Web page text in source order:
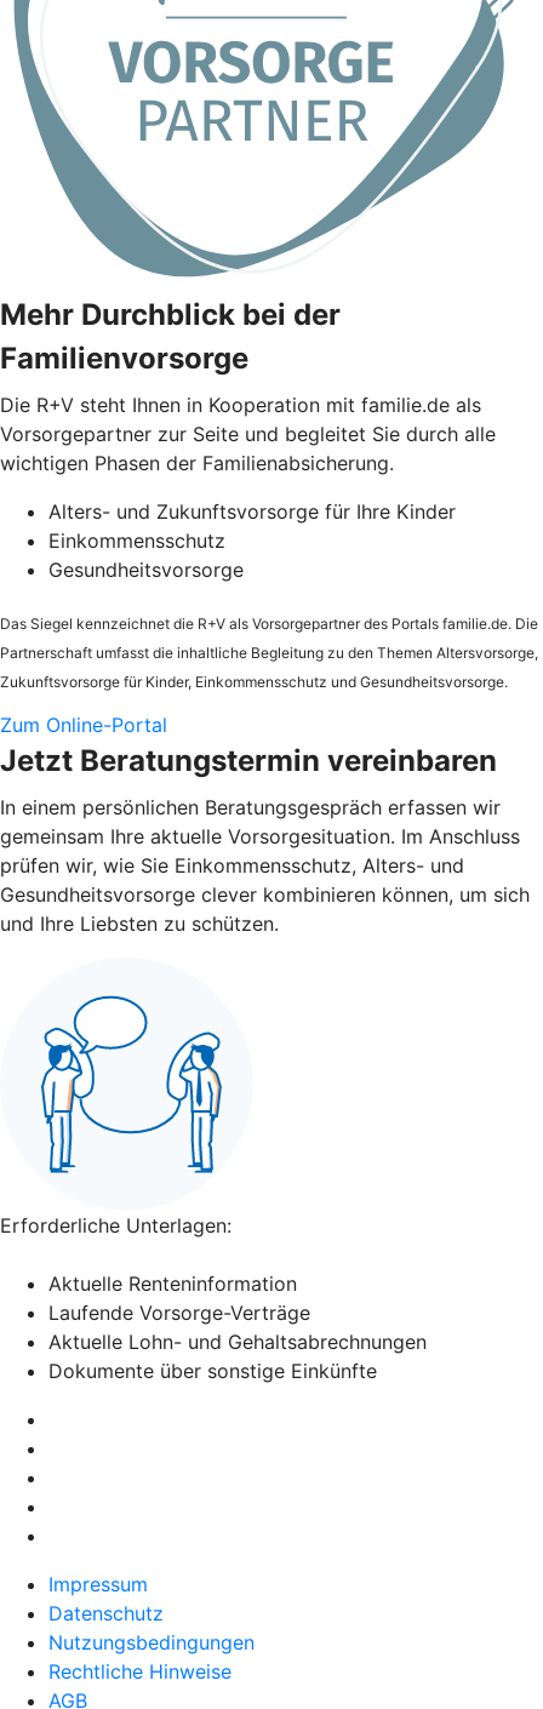
Mehr Durchblick bei der
Familienvorsorge
Die R+V steht Ihnen in Kooperation mit familie.de als
Vorsorgepartner zur Seite und begleitet Sie durch alle
wichtigen Phasen der Familienabsicherung.
Alters- und Zukunftsvorsorge für Ihre Kinder
Einkommensschutz
Gesundheitsvorsorge
Das Siegel kennzeichnet die R+V als Vorsorgepartner des Portals familie.de. Die
Partnerschaft umfasst die inhaltliche Begleitung zu den Themen Altersvorsorge,
Zukunftsvorsorge für Kinder, Einkommensschutz und Gesundheitsvorsorge.
Zum Online-Portal
Jetzt Beratungstermin vereinbaren
In einem persönlichen Beratungsgespräch erfassen wir
gemeinsam Ihre aktuelle Vorsorgesituation. Im Anschluss
prüfen wir, wie Sie Einkommensschutz, Alters- und
Gesundheitsvorsorge clever kombinieren können, um sich
und Ihre Liebsten zu schützen.
Erforderliche Unterlagen:
Aktuelle Renteninformation
Laufende Vorsorge-Verträge
Aktuelle Lohn- und Gehaltsabrechnungen
Dokumente über sonstige Einkünfte
Impressum
Datenschutz
Nutzungsbedingungen
Rechtliche Hinweise
AGB